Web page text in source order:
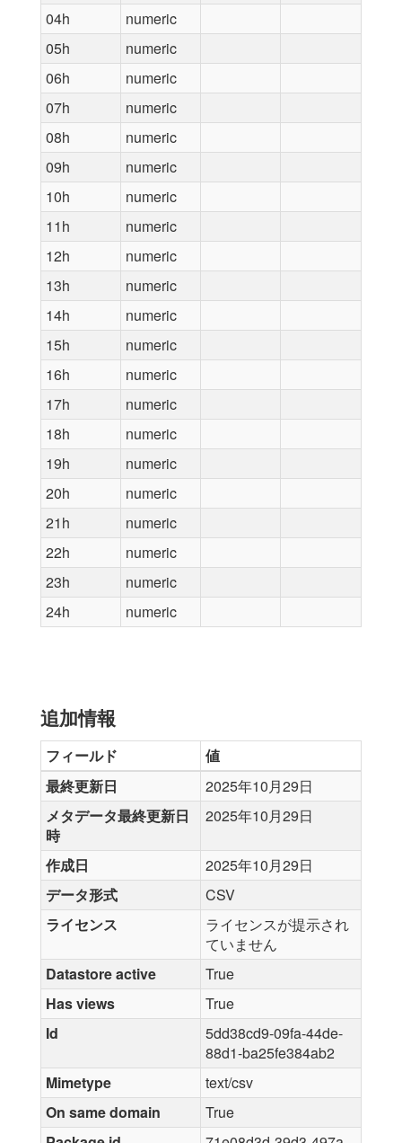
04h
numeric
05h
numeric
06h
numeric
07h
numeric
08h
numeric
09h
numeric
10h
numeric
11h
numeric
12h
numeric
13h
numeric
14h
numeric
15h
numeric
16h
numeric
17h
numeric
18h
numeric
19h
numeric
20h
numeric
21h
numeric
22h
numeric
23h
numeric
24h
numeric
追加情報
フィールド
値
最終更新日
2025年10月29日
メタデータ最終更新日
時
2025年10月29日
作成日
2025年10月29日
データ形式
CSV
ライセンス
ライセンスが提示され
ていません
Datastore active
True
Has views
True
Id
5dd38cd9-09fa-44de-
88d1-ba25fe384ab2
Mimetype
text/csv
On same domain
True